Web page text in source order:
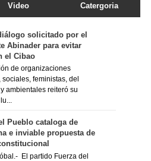
Video Catergoria
solicitado por el
Abinader para evitar
el Cibao
de organizaciones
feministas, del
ambientales reiteró su
Pueblo cataloga de
e inviable propuesta de
El partido Fuerza del